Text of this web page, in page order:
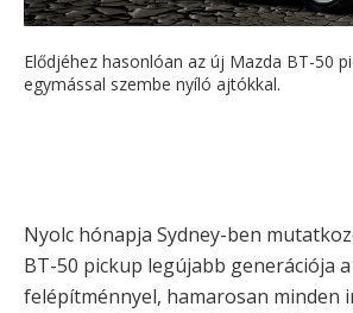
Elődjéhez hasonlóan az új Mazda BT-50
egymással szembe nyíló ajtókkal.
Nyolc hónapja Sydney-ben
BT-50 pickup legújabb generációja
felépítménnyel, hamarosan minden